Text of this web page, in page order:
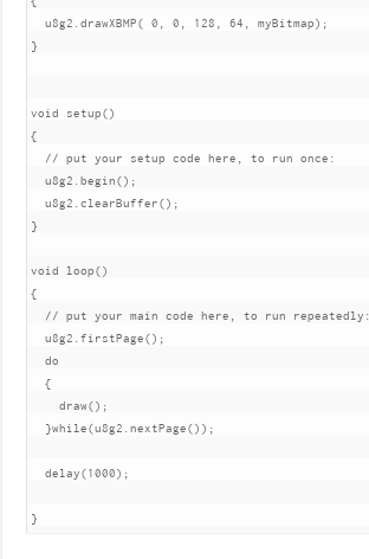
  u8g2.drawXBMP( 0, 0, 128, 64, myBitmap);
}
void setup()
{
  // put your setup code here, to run once:
  u8g2.begin();
  u8g2.clearBuffer();
}
void loop()
{
  // put your main code here, to run repeatedly:
  u8g2.firstPage();
  do
  {
    draw();
  }while(u8g2.nextPage());
  delay(1000);
}